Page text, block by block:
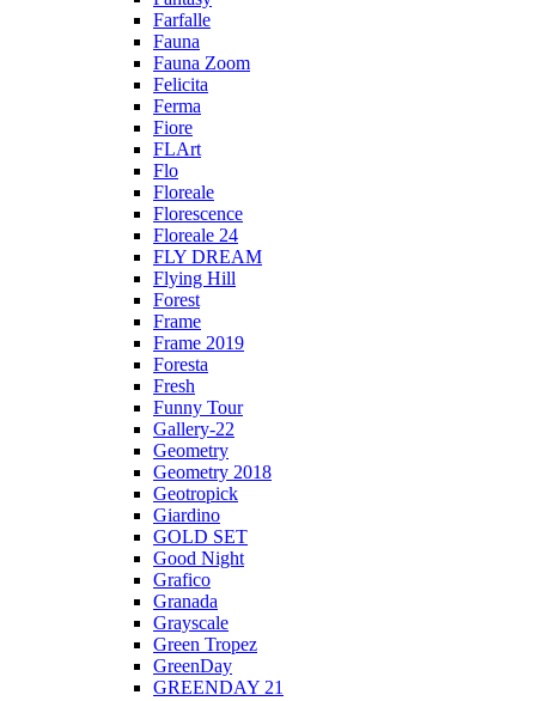
Farfalle
Fauna
Fauna Zoom
Felicita
Ferma
Fiore
FLArt
Flo
Floreale
Florescence
Floreale 24
FLY DREAM
Flying Hill
Forest
Frame
Frame 2019
Foresta
Fresh
Funny Tour
Gallery-22
Geometry
Geometry 2018
Geotropick
Giardino
GOLD SET
Good Night
Grafico
Granada
Grayscale
Green Tropez
GreenDay
GREENDAY 21